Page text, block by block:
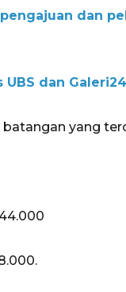
dan
UBS dan
yang